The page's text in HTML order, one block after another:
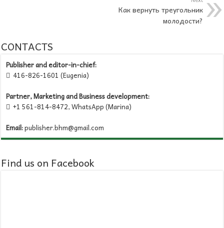
Как вернуть треугольник
молодости?
CONTACTS
Publisher and editor-in-chief:
 416-826-1601 (Eugenia)
Partner, Marketing and Business development:
 +1 561-814-8472, WhatsApp (Marina)
Email:publisher.bhm@gmail.com
Find us on Facebook